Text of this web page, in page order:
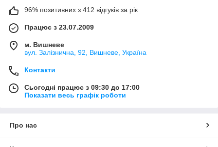
96% позитивних з 412 відгуків за рік
Працює з 23.07.2009
м. Вишневе
вул. Залізнична, 92, Вишневе, Україна
Контакти
Сьогодні працює з 09:30 до 17:00
Показати весь графік роботи
Про нас